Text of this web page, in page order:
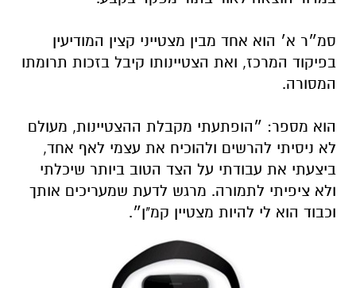
סמ״ר א׳ הוא אחד מבין מצטייני קצין המודיעין
בפיקוד המרכז, ואת הצטיינותו קיבל בזכות תרומתו
המסורה.
הוא מספר: ״הופתעתי מקבלת ההצטיינות, מעולם
לא ניסיתי להרשים ולהוכיח את עצמי לאף אחד,
ביצעתי את עבודתי על הצד הטוב ביותר שיכלתי
ולא ציפיתי לתמורה. מרגש לדעת שמעריכים אותך
וכבוד הוא לי להיות מצטיין קמ"ן״.